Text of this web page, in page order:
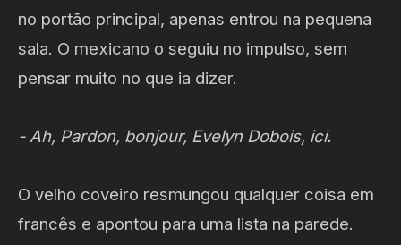
no portão principal, apenas entrou na pequena
sala. O mexicano o seguiu no impulso, sem
pensar muito no que ia dizer.
- Ah, Pardon, bonjour, Evelyn Dobois, ici.
O velho coveiro resmungou qualquer coisa em
francês e apontou para uma lista na parede.